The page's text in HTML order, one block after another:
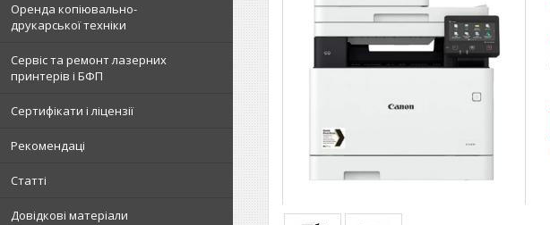
Оренда копіювально-
друкарської техніки
Сервіс та ремонт лазерних
принтерів і БФП
Сертифікати і ліцензії
Рекомендаці
Статті
Довідкові матеріали